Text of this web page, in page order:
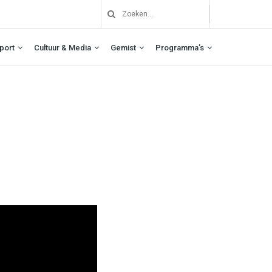
Cultuur & Media Gemist Programma’s